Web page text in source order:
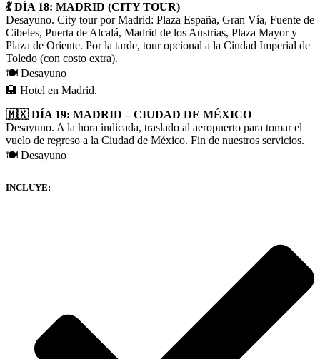
💃 DÍA 18: MADRID (CITY TOUR)
Desayuno. City tour por Madrid: Plaza España, Gran Vía, Fuente de
Cibeles, Puerta de Alcalá, Madrid de los Austrias, Plaza Mayor y
Plaza de Oriente. Por la tarde, tour opcional a la Ciudad Imperial de
Toledo (con costo extra).
🍽️ Desayuno
🏨 Hotel en Madrid.
🇲🇽 DÍA 19: MADRID – CIUDAD DE MÉXICO
Desayuno. A la hora indicada, traslado al aeropuerto para tomar el
vuelo de regreso a la Ciudad de México. Fin de nuestros servicios.
🍽️ Desayuno
INCLUYE: